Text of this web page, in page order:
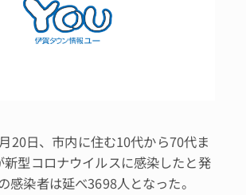
20日、市内に住む10代から70代ま
新型コロナウイルスに感染したと発
感染者は延べ3698人となった。